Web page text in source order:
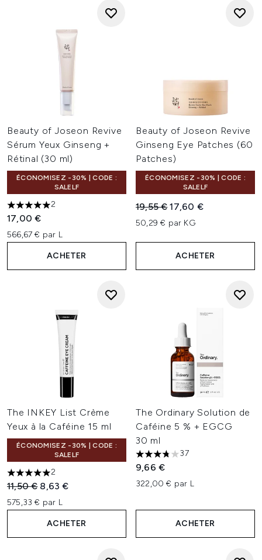
Beauty of Joseon Revive
Sérum Yeux Ginseng +
Rétinal (30 ml)
ÉCONOMISEZ -30% | CODE :
SALELF
5 étoiles sur un maximum de 5
2
17,00 €
566,67 € par L
ACHETER
Beauty of Joseon Revive
Ginseng Eye Patches (60
Patches)
ÉCONOMISEZ -30% | CODE :
SALELF
Prix de vente :
19,55 €Prix ​​actuel :
17,60 €
50,29 € par KG
ACHETER
The INKEY List Crème
Yeux à la Caféine 15 ml
ÉCONOMISEZ -30% | CODE :
SALELF
5 étoiles sur un maximum de 5
2
Prix de vente :
11,50 € Prix ​​actuel :
8,63 €
575,33 € par L
ACHETER
The Ordinary Solution de
Caféine 5 % + EGCG
30 ml
3.73 étoiles sur un maximum
37
9,66 €
322,00 € par L
ACHETER